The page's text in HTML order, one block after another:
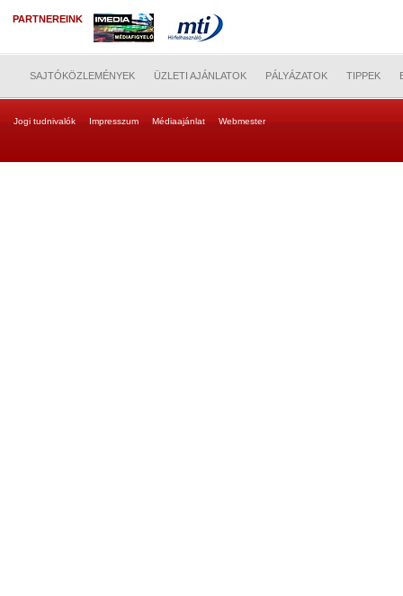
PARTNEREINK
SAJTÓKÖZLEMÉNYEK ÜZLETI AJÁNLATOK PÁLYÁZATOK TIPPEK
Jogi tudnivalók Impresszum Médiaajánlat Webmester